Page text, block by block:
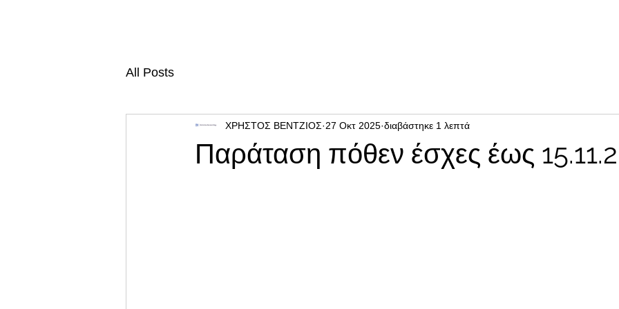
All Posts
Παράταση πόθεν έσχες έως
ΧΡΗΣΤΟΣ ΒΕΝΤΖΙΟΣ 27 Οκτ 2025 διαβάστηκε 1 λεπτά